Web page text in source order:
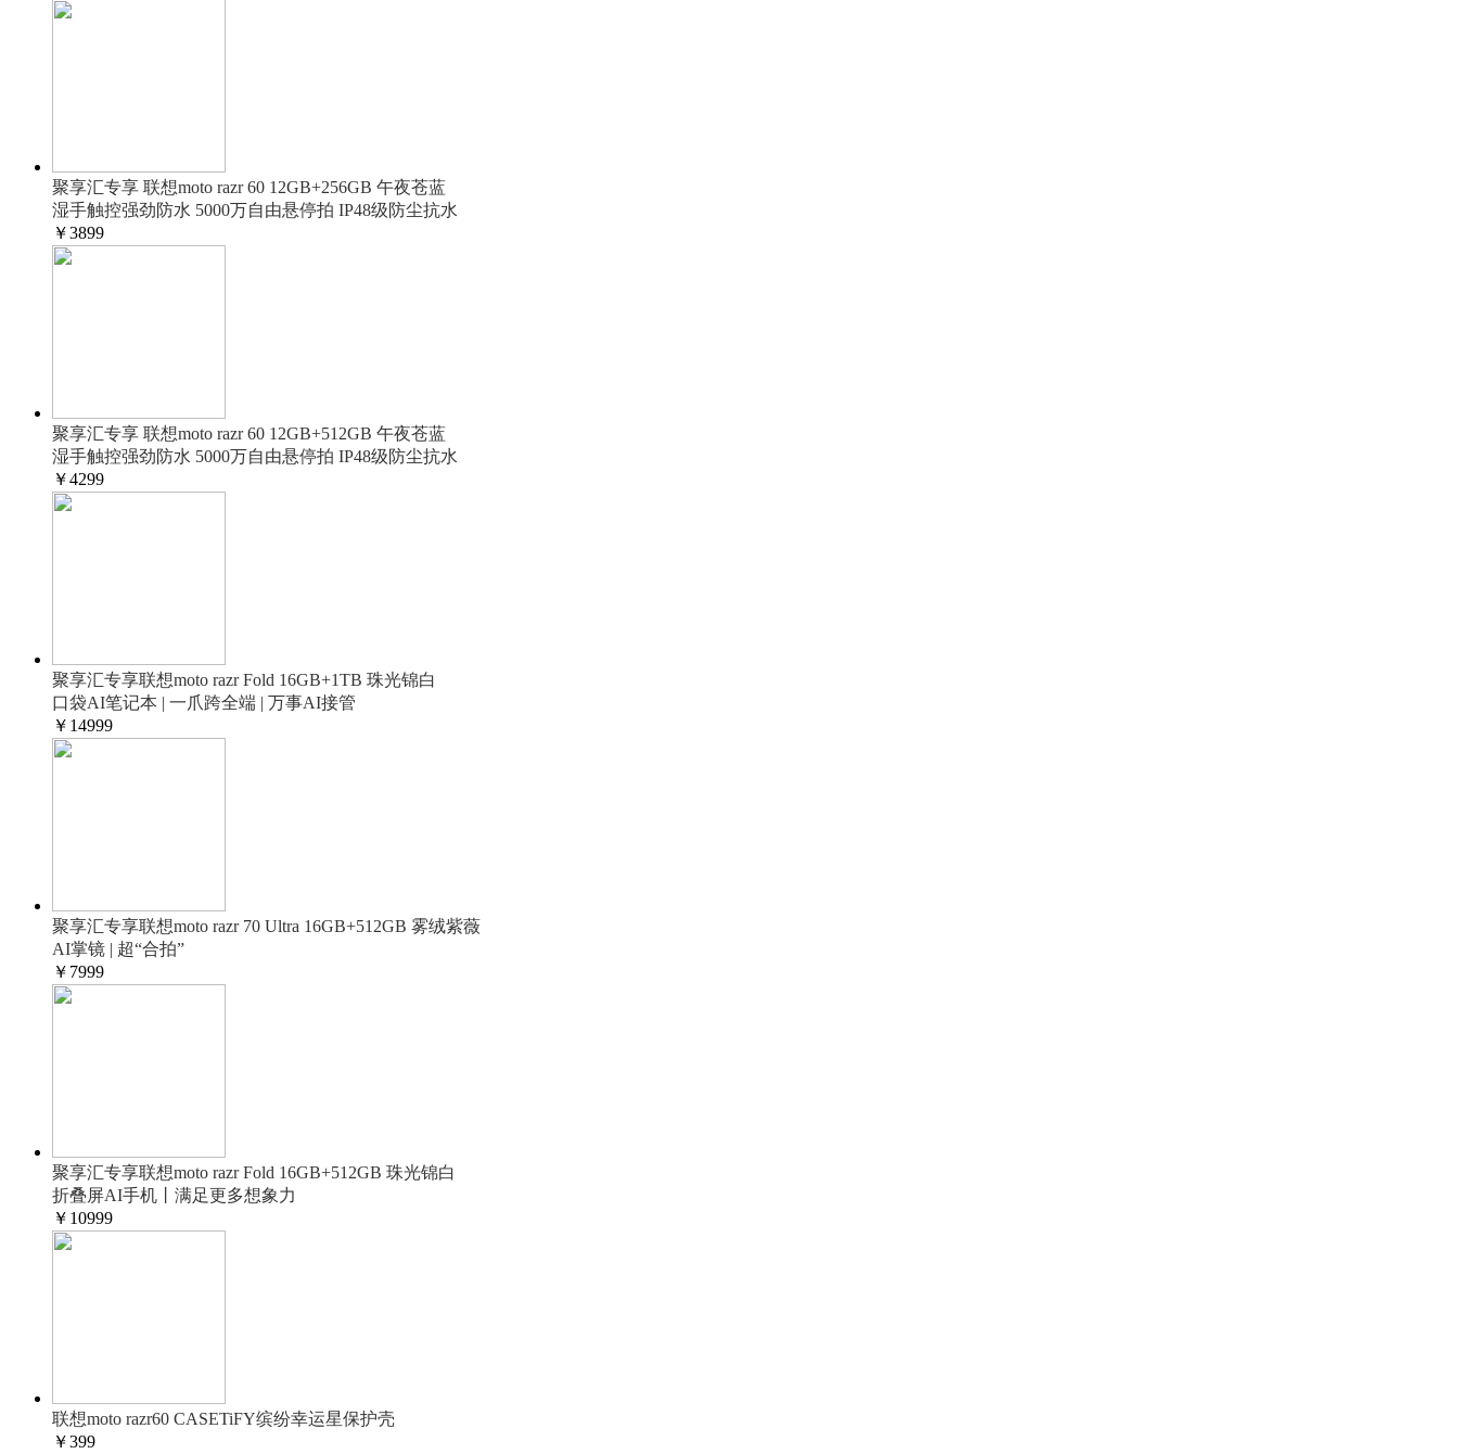
聚享汇专享 联想moto razr 60 12GB+256GB 午夜苍蓝
湿手触控强劲防水 5000万自由悬停拍 IP48级防尘抗水
￥3899
聚享汇专享 联想moto razr 60 12GB+512GB 午夜苍蓝
湿手触控强劲防水 5000万自由悬停拍 IP48级防尘抗水
￥4299
聚享汇专享联想moto razr Fold 16GB+1TB 珠光锦白
口袋AI笔记本 | 一爪跨全端 | 万事AI接管
￥ 14999
聚享汇专享联想moto razr 70 Ultra 16GB+512GB 雾绒紫薇
AI掌镜 | 超“合拍”
￥ 7999
聚享汇专享联想moto razr Fold 16GB+512GB 珠光锦白
折叠屏AI手机丨满足更多想象力
￥ 10999
联想moto razr60 CASETiFY缤纷幸运星保护壳
￥399